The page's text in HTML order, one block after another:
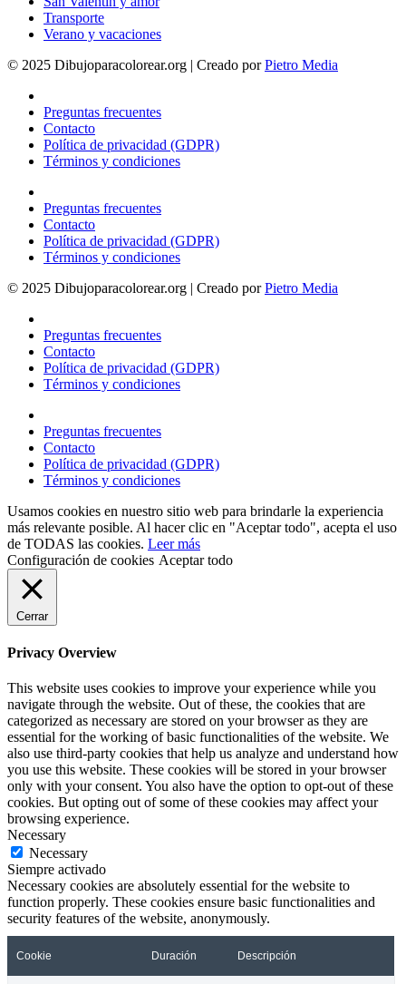
Transporte
Verano y vacaciones
© 2025 Dibujoparacolorear.org | Creado porPietro Media
Preguntas frecuentes
Contacto
Política de privacidad (GDPR)
Términos y condiciones
Preguntas frecuentes
Contacto
Política de privacidad (GDPR)
Términos y condiciones
© 2025 Dibujoparacolorear.org | Creado porPietro Media
Preguntas frecuentes
Contacto
Política de privacidad (GDPR)
Términos y condiciones
Preguntas frecuentes
Contacto
Política de privacidad (GDPR)
Términos y condiciones
Usamos cookies en nuestro sitio web para brindarle la experiencia
más relevante posible. Al hacer clic en "Aceptar todo", acepta el uso
de TODAS las cookies. Leer más
Configuración de cookies Aceptar todo
Cerrar
Privacy Overview
This website uses cookies to improve your experience while you
navigate through the website. Out of these, the cookies that are
categorized as necessary are stored on your browser as they are
essential for the working of basic functionalities of the website. We
also use third-party cookies that help us analyze and understand how
you use this website. These cookies will be stored in your browser
only with your consent. You also have the option to opt-out of these
cookies. But opting out of some of these cookies may affect your
browsing experience.
Necessary
Necessary
Siempre activado
Necessary cookies are absolutely essential for the website to
function properly. These cookies ensure basic functionalities and
security features of the website, anonymously.
Cookie Duración Descripción